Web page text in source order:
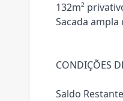
132m²
Sacada
CONDIÇÕES
Saldo